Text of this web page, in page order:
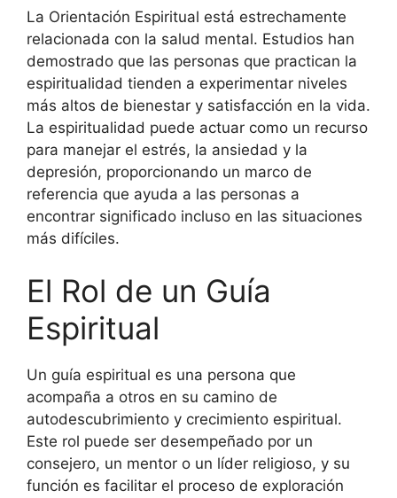
La Orientación Espiritual está estrechamente
relacionada con la salud mental. Estudios han
demostrado que las personas que practican la
espiritualidad tienden a experimentar niveles
más altos de bienestar y satisfacción en la vida.
La espiritualidad puede actuar como un recurso
para manejar el estrés, la ansiedad y la
depresión, proporcionando un marco de
referencia que ayuda a las personas a
encontrar significado incluso en las situaciones
más difíciles.
El Rol de un Guía
Espiritual
Un guía espiritual es una persona que
acompaña a otros en su camino de
autodescubrimiento y crecimiento espiritual.
Este rol puede ser desempeñado por un
consejero, un mentor o un líder religioso, y su
función es facilitar el proceso de exploración